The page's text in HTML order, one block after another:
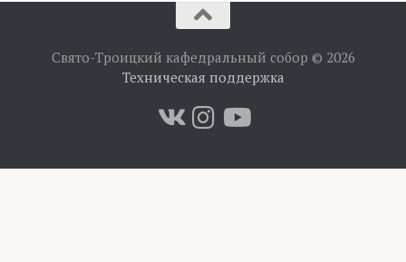
Свято-Троицкий кафедральный собор © 2026
Техническая поддержка